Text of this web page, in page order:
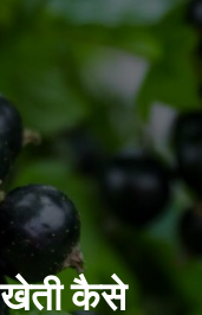
खेती कैसे